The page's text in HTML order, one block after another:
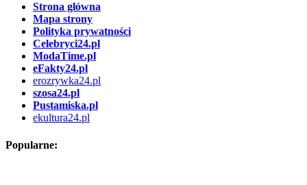
Strona główna
Mapa strony
Polityka prywatności
Celebryci24.pl
ModaTime.pl
eFakty24.pl
erozrywka24.pl
szosa24.pl
Pustamiska.pl
ekultura24.pl
Popularne: